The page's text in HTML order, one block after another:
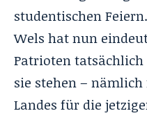
studentischen
Wels hat nun
Patrioten
sie stehen –
Landes für die